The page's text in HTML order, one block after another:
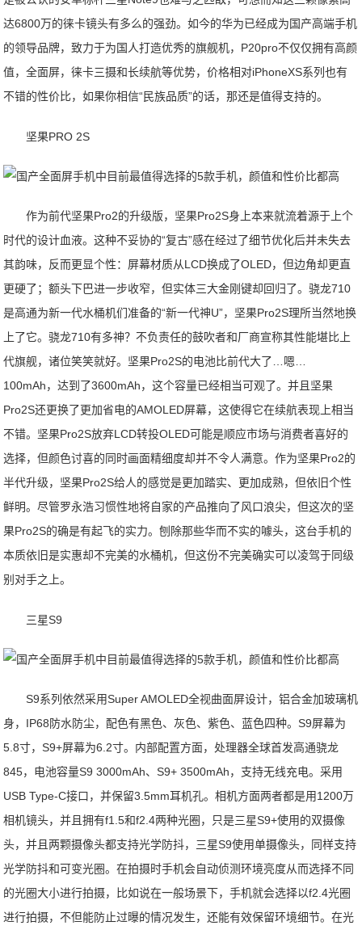
达6800万的徕卡镜头有多么的强劲。如今的华为已经成为国产高端手机
的领导品牌，致力于为国人打造优秀的旗舰机，P20pro不仅仅拥有高颜
值，全面屏，徕卡三摄和长续航等优势，价格相对iPhoneXS系列也有
不错的性价比，如果你相信“民族品质”的话，那还是值得支持的。
坚果PRO 2S
作为前代坚果Pro2的升级版，坚果Pro2S身上本来就流着源于上个
时代的设计血液。这种不妥协的“复古”感在经过了细节优化后并未失去
其韵味，反而更显个性：屏幕材质从LCD换成了OLED，但边角却更直
更硬了；额头下巴进一步收窄，但实体三大金刚键却回归了。骁龙710
是高通为新一代水桶机们准备的“新一代神U”，坚果Pro2S理所当然地换
上了它。骁龙710有多神？不负责任的鼓吹者和厂商宣称其性能堪比上
代旗舰，诸位笑笑就好。坚果Pro2S的电池比前代大了…嗯…
100mAh，达到了3600mAh，这个容量已经相当可观了。并且坚果
Pro2S还更换了更加省电的AMOLED屏幕，这使得它在续航表现上相当
不错。坚果Pro2S放弃LCD转投OLED可能是顺应市场与消费者喜好的
选择，但颜色讨喜的同时画面精细度却并不令人满意。作为坚果Pro2的
半代升级，坚果Pro2S给人的感觉是更加踏实、更加成熟，但依旧个性
鲜明。尽管罗永浩习惯性地将自家的产品推向了风口浪尖，但这次的坚
果Pro2S的确是有起飞的实力。刨除那些华而不实的噱头，这台手机的
本质依旧是实惠却不完美的水桶机，但这份不完美确实可以凌驾于同级
别对手之上。
三星S9
S9系列依然采用Super AMOLED全视曲面屏设计，铝合金加玻璃机
身，IP68防水防尘，配色有黑色、灰色、紫色、蓝色四种。S9屏幕为
5.8寸，S9+屏幕为6.2寸。内部配置方面，处理器全球首发高通骁龙
845，电池容量S9 3000mAh、S9+ 3500mAh，支持无线充电。采用
USB Type-C接口，并保留3.5mm耳机孔。相机方面两者都是用1200万
相机镜头，并且拥有f1.5和f2.4两种光圈，只是三星S9+使用的双摄像
头，并且两颗摄像头都支持光学防抖，三星S9使用单摄像头，同样支持
光学防抖和可变光圈。在拍摄时手机会自动侦测环境亮度从而选择不同
的光圈大小进行拍摄，比如说在一般场景下，手机就会选择以f2.4光圈
进行拍摄，不但能防止过曝的情况发生，还能有效保留环境细节。在光